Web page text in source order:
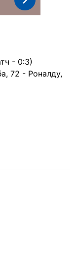
- 0:3)
72 - Роналду,
Viber
в Whatsapp
в Messenger
в LinkedIn
Google news
в Viber
в LinkedIn